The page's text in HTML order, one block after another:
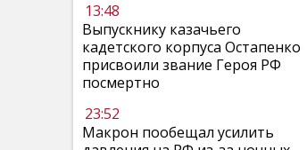
13:48
Выпускнику казачьего
кадетского корпуса Остапенко
присвоили звание Героя РФ
посмертно
23:52
Макрон пообещал усилить